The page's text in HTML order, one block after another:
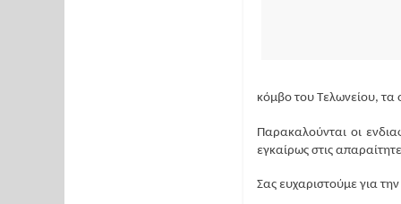
κόμβο του Τελωνείου, τα
Παρακαλούνται οι
εγκαίρως στις
Σας ευχαριστούμε για